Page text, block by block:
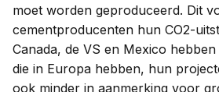
moet worden geproduceerd. Dit
cementproducenten hun CO2-
Canada, de VS en Mexico
die in Europa hebben, hun
ook minder in aanmerking voor